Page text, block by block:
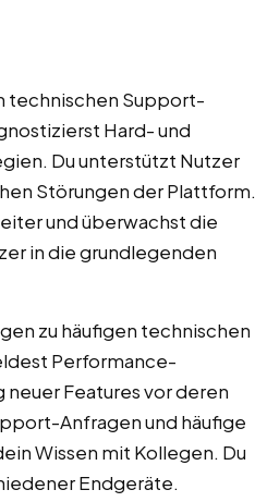
technischen Support-
Hard- und
Du unterstützt Nutzer
Störungen der Plattform.
und überwachst die
in die grundlegenden
zu häufigen technischen
Performance-
Features vor deren
Anfragen und häufige
Wissen mit Kollegen. Du
Endgeräte.